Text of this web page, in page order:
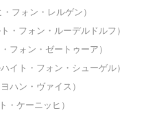
フォン・レルゲン）
・フォン・ルーデルドルフ）
フォン・ゼートゥーア）
イト・フォン・シューゲル）
ハン・ヴァイス）
・ケーニッヒ）